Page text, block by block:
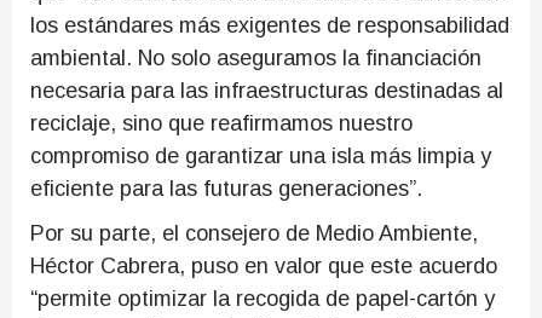
los estándares más exigentes de responsabilidad
ambiental. No solo aseguramos la financiación
necesaria para las infraestructuras destinadas al
reciclaje, sino que reafirmamos nuestro
compromiso de garantizar una isla más limpia y
eficiente para las futuras generaciones”.
Por su parte, el consejero de Medio Ambiente,
Héctor Cabrera, puso en valor que este acuerdo
“permite optimizar la recogida de papel-cartón y